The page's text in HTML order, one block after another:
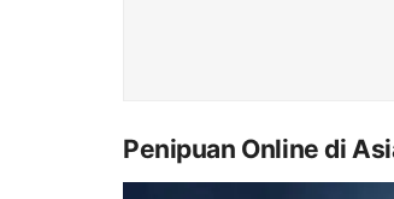
Penipuan Online di